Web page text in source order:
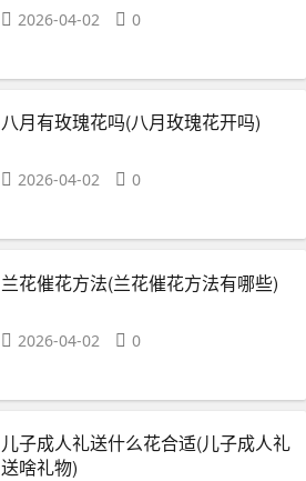
2026-04-02 0
八月有玫瑰花吗(八月玫瑰花开吗)
2026-04-02 0
兰花催花方法(兰花催花方法有哪些)
2026-04-02 0
儿子成人礼送什么花合适(儿子成人礼
送啥礼物)